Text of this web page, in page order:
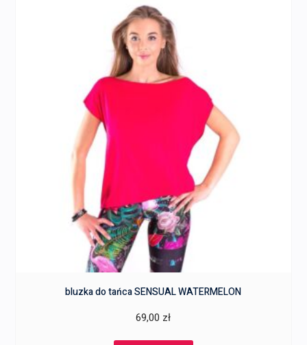
bluzka do tańca SENSUAL WATERMELON
69,00 zł